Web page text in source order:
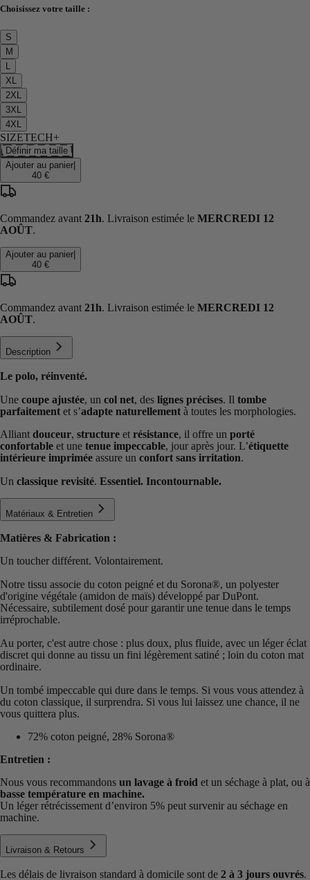
Choisissez votre taille :
S
M
XL
2XL
3XL
4XL
SIZETECH+
Définir ma taille
Ajouter au panier
40 €
Commandez avant 21h. Livraison estimée le MERCREDI 12
AOÛT.
Ajouter au panier
40 €
Commandez avant 21h. Livraison estimée le MERCREDI 12
AOÛT.
Description
Le polo, réinventé.
Une coupe ajustée, un col net, des lignes précises. Il tombe
parfaitement et s’adapte naturellement à toutes les morphologies.
Alliant douceur, structure et résistance, il offre un porté
confortable et une tenue impeccable, jour après jour. L’étiquette
intérieure imprimée assure un confort sans irritation.
Un classique revisité. Essentiel. Incontournable.
Matériaux & Entretien
Matières & Fabrication :
Un toucher différent. Volontairement.
Notre tissu associe du coton peigné et du Sorona®️, un polyester
d'origine végétale (amidon de maïs) développé par DuPont.
Nécessaire, subtilement dosé pour garantir une tenue dans le temps
irréprochable.
Au porter, c'est autre chose : plus doux, plus fluide, avec un léger éclat
discret qui donne au tissu un fini légèrement satiné ; loin du coton mat
ordinaire.
Un tombé impeccable qui dure dans le temps. Si vous vous attendez à
du coton classique, il surprendra. Si vous lui laissez une chance, il ne
vous quittera plus.
72% coton peigné, 28% Sorona®
Entretien :
Nous vous recommandons un lavage à froid et un séchage à plat, ou à
basse température en machine.
Un léger rétrécissement d’environ 5% peut survenir au séchage en
machine.
Livraison & Retours
Les délais de livraison standard à domicile sont de 2 à 3 jours ouvrés.